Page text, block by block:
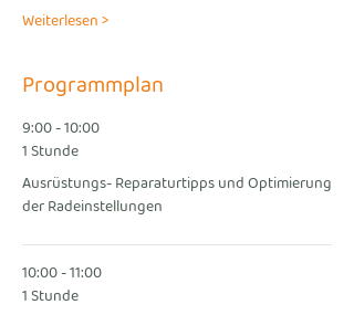
Weiterlesen >
Programmplan
9:00 - 10:00
1 Stunde
Ausrüstungs- Reparaturtipps und Optimierung
der Radeinstellungen
10:00 - 11:00
1 Stunde